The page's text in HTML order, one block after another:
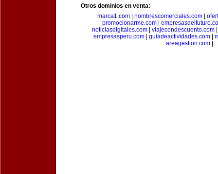
Otros dominios en venta:
marca1.com| nombrescomerciales.com|
promocionarme.com|
noticiasdigitales.com| viajecondescuento.com
empresasperu.com| guiadeactividades.com|
areagestion.com|